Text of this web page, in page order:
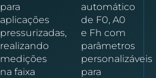
para
aplicações
pressurizadas,
realizando
medições
na faixa
automático
de F0, A0
e Fh com
parâmetros
personalizáveis
para